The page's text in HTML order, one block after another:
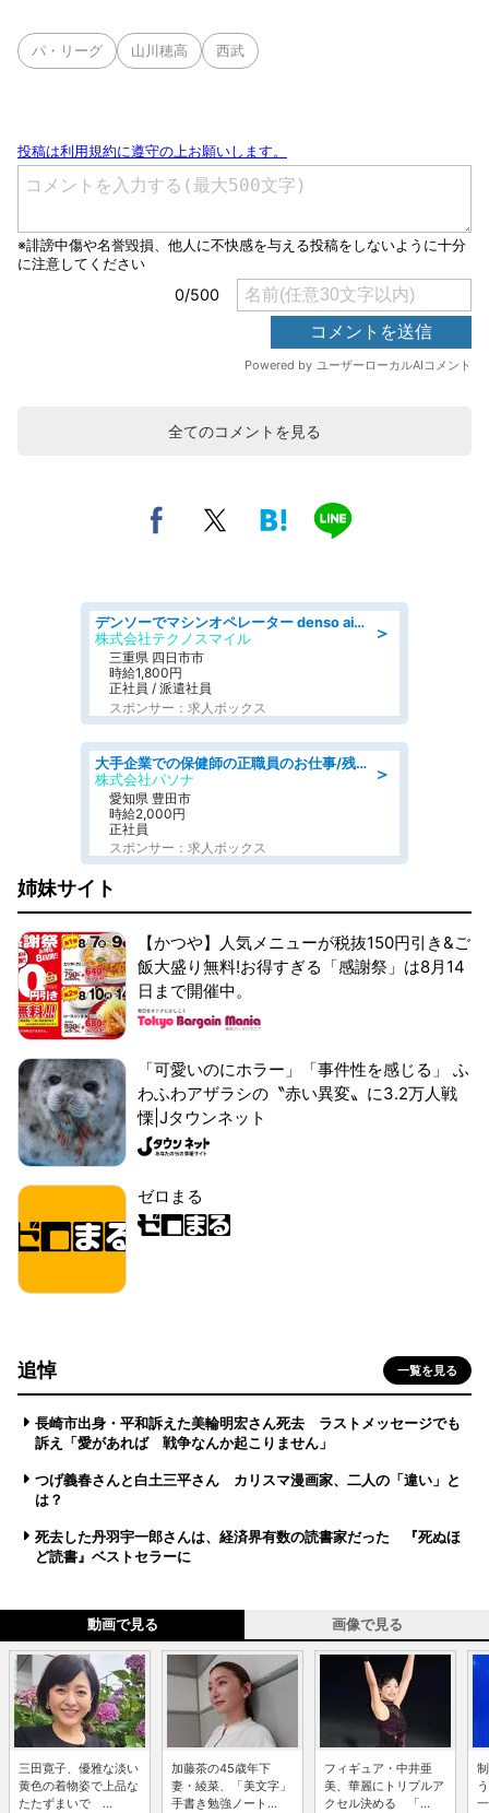
パ・リーグ 山川穂高 西武
全てのコメントを見る
＞
デンソーでマシンオペレーター denso aichi
株式会社テクノスマイル
三重県 四日市市
時給1,800円
正社員 / 派遣社員
スポンサー：求人ボックス
＞
大手企業での保健師の正職員のお仕事/残業なし/要資格:保健師
株式会社パソナ
愛知県 豊田市
時給2,000円
正社員
スポンサー：求人ボックス
姉妹サイト
【かつや】人気メニューが税抜150円引き&ご
飯大盛り無料!お得すぎる「感謝祭」は8月14
日まで開催中。
「可愛いのにホラー」「事件性を感じる」 ふ
わふわアザラシの〝赤い異変〟に3.2万人戦
慄|Jタウンネット
ゼロまる
追悼 一覧を見る
長崎市出身・平和訴えた美輪明宏さん死去 ラストメッセージでも
訴え「愛があれば 戦争なんか起こりません」
つげ義春さんと白土三平さん カリスマ漫画家、二人の「違い」と
は？
死去した丹羽宇一郎さんは、経済界有数の読書家だった 『死ぬほ
ど読書』ベストセラーに
動画で見る 画像で見る
三田寛子、優雅な淡い
黄色の着物姿で上品な
たたずまいで ...
加藤茶の45歳年下
妻・綾菜、「美文字」
手書き勉強ノート...
フィギュア・中井亜
美、華麗にトリプルア
クセル決める 「...